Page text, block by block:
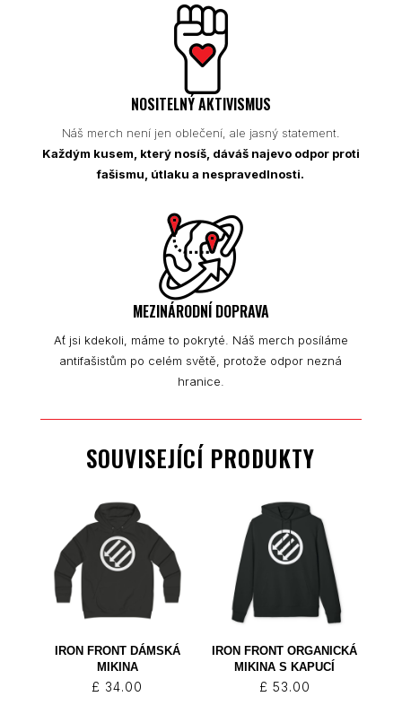
NOSITELNÝ AKTIVISMUS
Náš merch není jen oblečení, ale jasný statement.
Každým kusem, který nosíš, dáváš najevo odpor proti
fašismu, útlaku a nespravedlnosti.
MEZINÁRODNÍ DOPRAVA
Ať jsi kdekoli, máme to pokryté. Náš merch posíláme
antifašistům po celém světě, protože odpor nezná
hranice.
SOUVISEJÍCÍ PRODUKTY
IRON FRONT DÁMSKÁ
MIKINA
£ 34.00
IRON FRONT ORGANICKÁ
MIKINA S KAPUCÍ
£ 53.00